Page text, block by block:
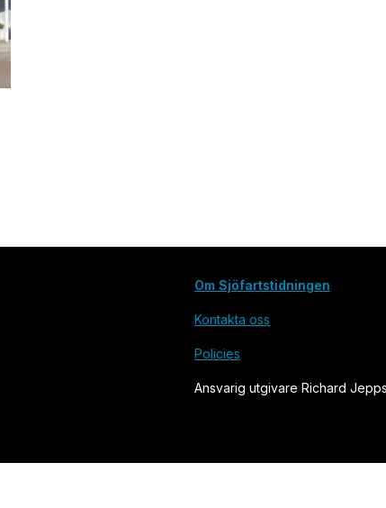
Om Sjöfartstidningen
Kontakta oss
Policies
Ansvarig utgivare Richard